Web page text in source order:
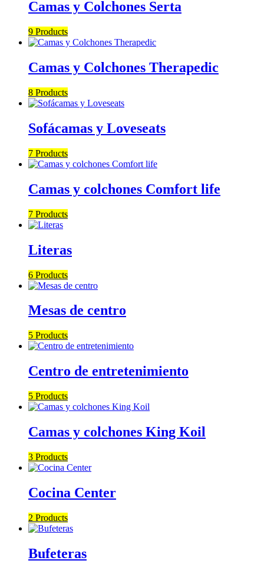
Camas y Colchones Serta
9 Products
Camas y Colchones Therapedic
8 Products
Sofácamas y Loveseats
7 Products
Camas y colchones Comfort life
7 Products
Literas
6 Products
Mesas de centro
5 Products
Centro de entretenimiento
5 Products
Camas y colchones King Koil
3 Products
Cocina Center
2 Products
Bufeteras